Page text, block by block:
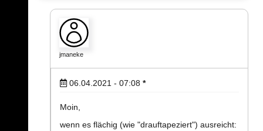
jmaneke
06.04.2021 - 07:08 *
Moin,
wenn es flächig (wie "drauftapeziert") ausreicht: